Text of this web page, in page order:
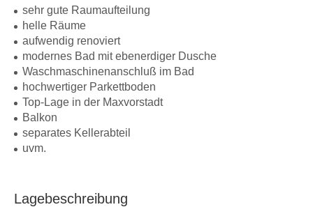
sehr gute Raumaufteilung
helle Räume
aufwendig renoviert
modernes Bad mit ebenerdiger Dusche
Waschmaschinenanschluß im Bad
hochwertiger Parkettboden
Top-Lage in der Maxvorstadt
Balkon
separates Kellerabteil
uvm.
Lagebeschreibung